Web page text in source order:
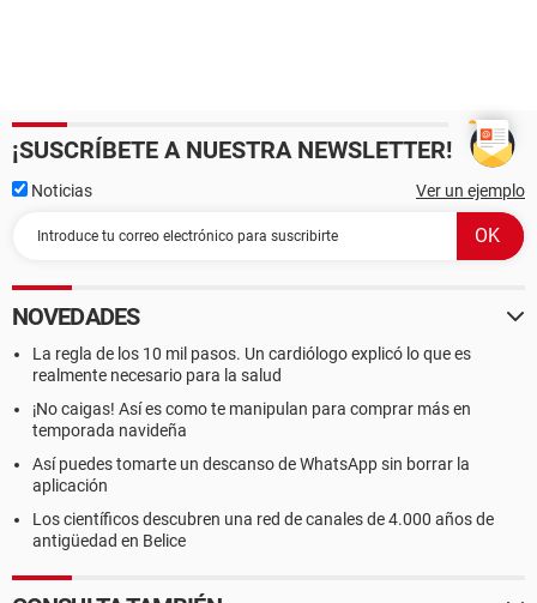
¡SUSCRÍBETE A NUESTRA NEWSLETTER!
Noticias Ver un ejemplo
NOVEDADES
La regla de los 10 mil pasos. Un cardiólogo explicó lo que es
realmente necesario para la salud
¡No caigas! Así es como te manipulan para comprar más en
temporada navideña
Así puedes tomarte un descanso de WhatsApp sin borrar la
aplicación
Los científicos descubren una red de canales de 4.000 años de
antigüedad en Belice